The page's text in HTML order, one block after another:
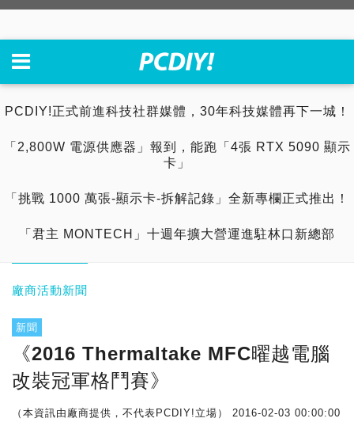
PCDIY!正式前進科技社群媒體，30年科技媒體再下一城！
「2,800W 電源供應器」報到，能跑「4張 RTX 5090 顯示
卡」
「挑戰 1000 萬張-顯示卡-拆解記錄」全新專欄正式推出！
「君主 MONTECH」十週年擴大營運進駐林口新總部
廠商活動新聞
新聞
《2016 Thermaltake MFC曜越電腦
改裝冠軍格鬥賽》
（本資訊由廠商提供，不代表PCDIY!立場） 2016-02-03 00:00:00